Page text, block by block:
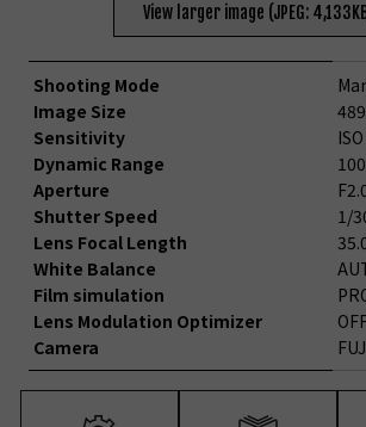
View larger image (JPEG:
Shooting Mode
Image Size
Sensitivity
Dynamic Range
Aperture
Shutter Speed
Lens Focal Length
White Balance
Film simulation
Lens Modulation Optimizer
Camera
1/